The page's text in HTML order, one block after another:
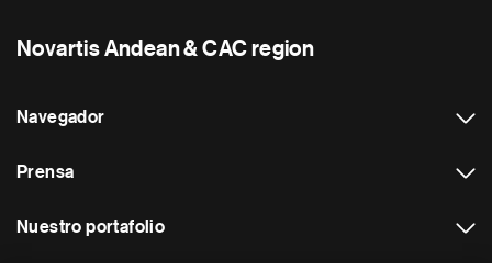
Novartis Andean & CAC region
Navegador
Prensa
Nuestro portafolio